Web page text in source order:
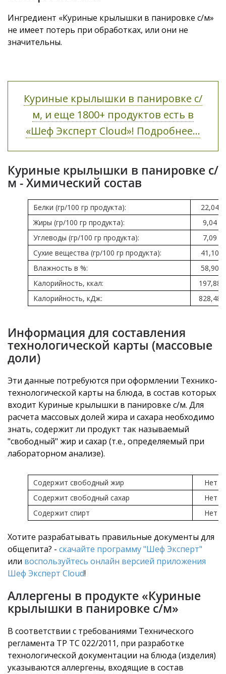
Ингредиент «Куриные крылышки в панировке с/м»
не имеет потерь при обработках, или они не
значительны.
Куриные крылышки в панировке с/
м, и еще 1800+ продуктов есть в
«Шеф Эксперт Cloud»! Подробнее...
Куриные крылышки в панировке с/
м - Химический состав
Белки (гр/100 гр продукта):
22,04
Жиры (гр/100 гр продукта):
9,04
Углеводы (гр/100 гр продукта):
7,09
Сухие вещества (гр/100 гр продукта):
41,10
Влажность в %:
58,90
Калорийность, ккал:
197,88
Калорийность, кДж:
828,48
Информация для составления
технологической карты (массовые
доли)
Эти данные потребуются при оформлении Технико-
технологической карты на блюда, в состав которых
входит Куриные крылышки в панировке с/м. Для
расчета массовых долей жира и сахара необходимо
знать, содержит ли продукт так называемый
"свободный" жир и сахар (т.е., определяемый при
лабораторном анализе).
Содержит свободный жир
Нет
Содержит свободный сахар
Нет
Содержит спирт
Нет
Хотите разрабатывать правильные документы для
общепита? - скачайте программу "Шеф Эксперт"
или воспользуйтесь онлайн версией приложения
Шеф Эксперт Cloud!
Аллергены в продукте «Куриные
крылышки в панировке с/м»
В соответствии с требованиями Технического
регламента ТР ТС 022/2011, при разработке
технологической документации на блюда (изделия)
указываются аллергены, входящие в состав